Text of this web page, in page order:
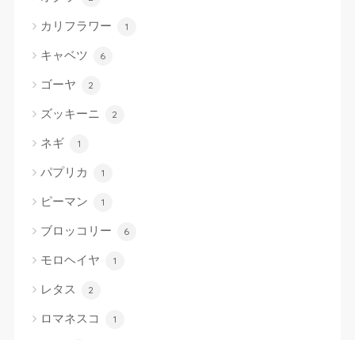
カリフラワー 1
キャベツ 6
ゴーヤ 2
ズッキーニ 2
ネギ 1
パプリカ 1
ピーマン 1
ブロッコリー 6
モロヘイヤ 1
レタス 2
ロマネスコ 1